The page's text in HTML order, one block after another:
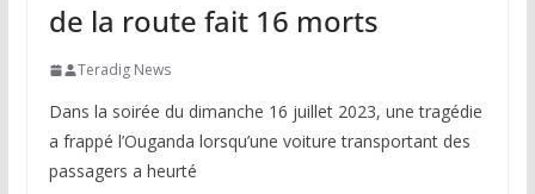
de la route fait 16 morts
Teradig News
Dans la soirée du dimanche 16 juillet 2023, une tragédie
a frappé l’Ouganda lorsqu’une voiture transportant des
passagers a heurté